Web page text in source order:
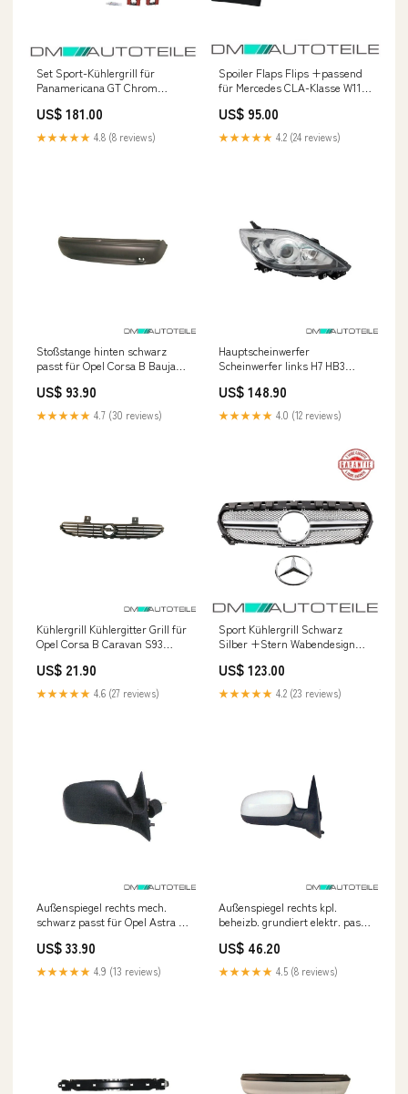
Set Sport-Kühlergrill für
Panamericana GT Chrom
Klasse W177 Bj ab 2018 auch
360° Kamera Opel Corsa B
US$ 181.00
★★★★★ 4.8 (8 reviews)
Spoiler Flaps Flips +passend
für Mercedes CLA-Klasse W117
Aero 0l D 177kW
US$ 95.00
★★★★★ 4.2 (24 reviews)
Stoßstange hinten schwarz
passt für Opel Corsa B Baujahr
(B8/B81)
US$ 93.90
★★★★★ 4.7 (30 reviews)
Hauptscheinwerfer
Scheinwerfer links H7 HB3
92kW
US$ 148.90
★★★★★ 4.0 (12 reviews)
Kühlergrill Kühlergitter Grill für
Opel Corsa B Caravan S93
Leon 5F Cupra 300
US$ 21.90
★★★★★ 4.6 (27 reviews)
Sport Kühlergrill Schwarz
Silber +Stern Wabendesign
außer AMG 45 Bj 14-16 A1
US$ 123.00
★★★★★ 4.2 (23 reviews)
Außenspiegel rechts mech.
schwarz passt für Opel Astra F
Peugeot 206 2
US$ 33.90
★★★★★ 4.9 (13 reviews)
Außenspiegel rechts kpl.
beheizb. grundiert elektr. passt
(5L)
US$ 46.20
★★★★★ 4.5 (8 reviews)